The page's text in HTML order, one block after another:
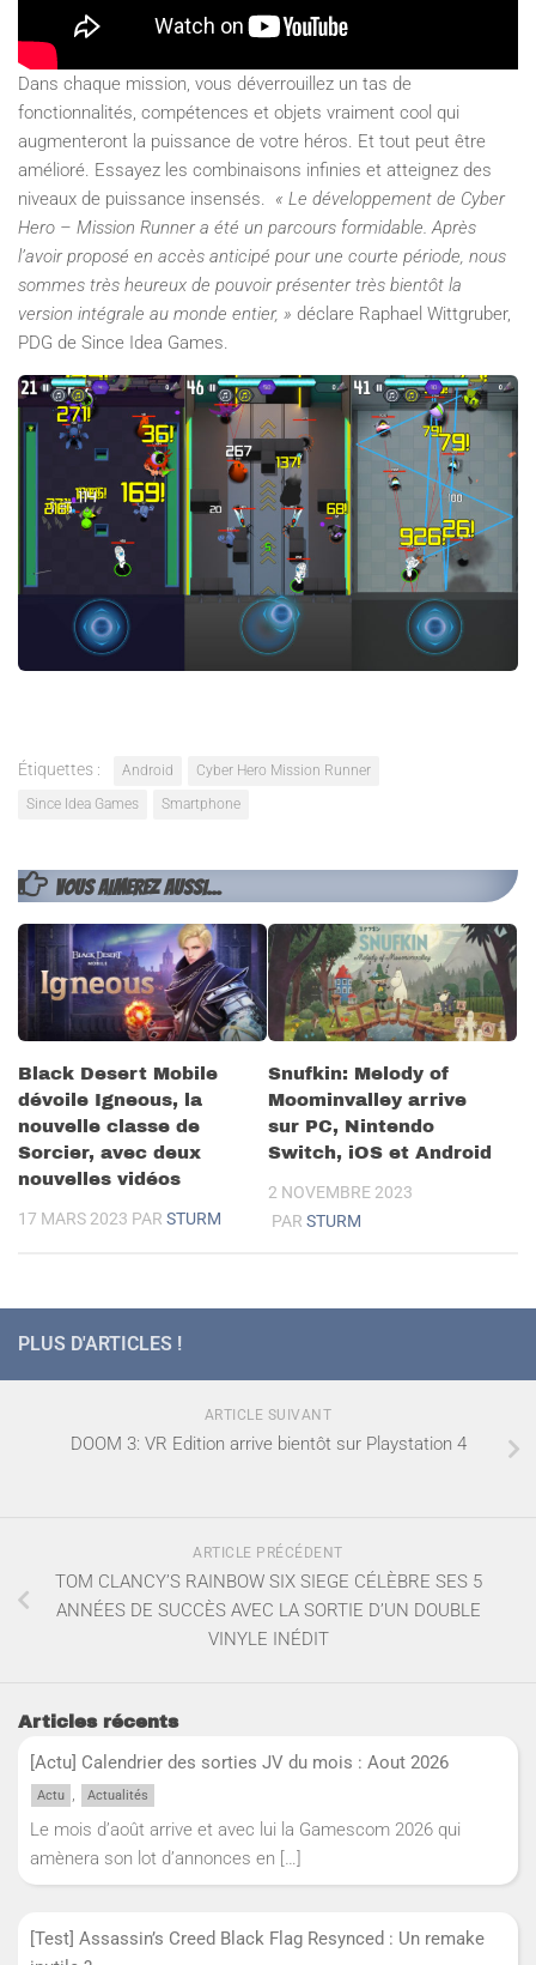
Dans chaque mission, vous déverrouillez un tas de
fonctionnalités, compétences et objets vraiment cool qui
augmenteront la puissance de votre héros. Et tout peut être
amélioré. Essayez les combinaisons infinies et atteignez des
niveaux de puissance insensés. « Le développement de Cyber
Hero – Mission Runner a été un parcours formidable. Après
l’avoir proposé en accès anticipé pour une courte période, nous
sommes très heureux de pouvoir présenter très bientôt la
version intégrale au monde entier, » déclare Raphael Wittgruber,
PDG de Since Idea Games.
Étiquettes : Android
Cyber Hero Mission Runner
Since Idea Games
Smartphone
VOUS AIMEREZ AUSSI...
Black Desert Mobile
dévoile Igneous, la
nouvelle classe de
Sorcier, avec deux
nouvelles vidéos
17 MARS 2023 PAR STURM
Snufkin: Melody of
Moominvalley arrive
sur PC, Nintendo
Switch, iOS et Android
2 NOVEMBRE 2023
PAR STURM
PLUS D'ARTICLES !
ARTICLE SUIVANT
DOOM 3: VR Edition arrive bientôt sur Playstation 4
ARTICLE PRÉCÉDENT
TOM CLANCY’S RAINBOW SIX SIEGE CÉLÈBRE SES 5
ANNÉES DE SUCCÈS AVEC LA SORTIE D’UN DOUBLE
VINYLE INÉDIT
Articles récents
[Actu] Calendrier des sorties JV du mois : Aout 2026
Actu , Actualités
Le mois d’août arrive et avec lui la Gamescom 2026 qui
amènera son lot d’annonces en […]
[Test] Assassin’s Creed Black Flag Resynced : Un remake